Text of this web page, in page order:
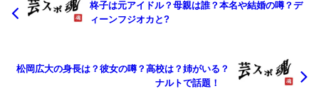
柊子は元アイドル？母親は誰？本名や結婚の噂？デ
ィーンフジオカと?
松岡広大の身長は？彼女の噂？高校は？姉がいる？
ナルトで話題！